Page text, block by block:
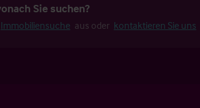
Sie suchen?
Immobiliensuche aus oder kontaktieren Sie uns